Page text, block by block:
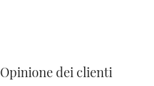
Opinione dei clienti